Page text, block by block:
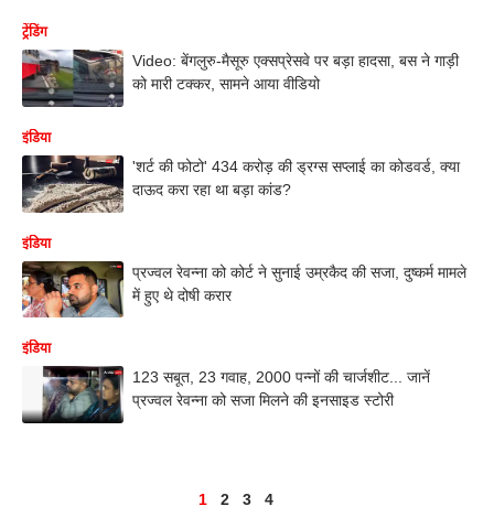
ट्रेंडिंग
Video: बेंगलुरु-मैसूरु एक्सप्रेसवे पर बड़ा हादसा, बस ने गाड़ी
को मारी टक्कर, सामने आया वीडियो
इंडिया
'शर्ट की फोटो' 434 करोड़ की ड्रग्स सप्लाई का कोडवर्ड, क्या
दाऊद करा रहा था बड़ा कांड?
इंडिया
प्रज्वल रेवन्ना को कोर्ट ने सुनाई उम्रकैद की सजा, दुष्कर्म मामले
में हुए थे दोषी करार
इंडिया
123 सबूत, 23 गवाह, 2000 पन्नों की चार्जशीट... जानें
प्रज्वल रेवन्ना को सजा मिलने की इनसाइड स्टोरी
1 2 3 4